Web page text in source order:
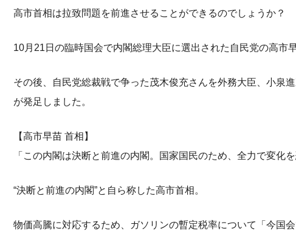
高市首相は拉致問題を前進させることができるのでしょうか？
10月21日の臨時国会で内閣総理大臣に選出された自民党の高市早
その後、自民党総裁戦で争った茂木俊充さんを外務大臣、小泉
が発足しました。
【高市早苗 首相】
「この内閣は決断と前進の内閣。国家国民のため、全力で変化
“決断と前進の内閣”と自ら称した高市首相。
物価高騰に対応するため、ガソリンの暫定税率について「今国